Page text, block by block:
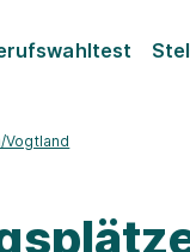
Vogtland